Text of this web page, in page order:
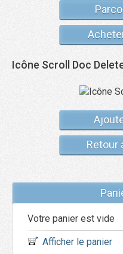
Icône Scroll Doc
Retour
Votre panier est vide
Afficher le panier